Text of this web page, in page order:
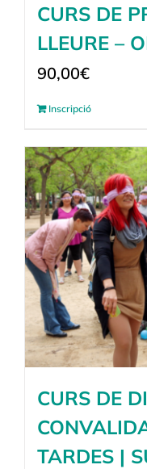
CURS DE
LLEURE –
90,00€
Inscripció
CURS DE
TARDES |